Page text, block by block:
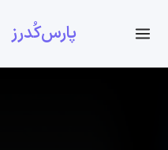
پارس‌کُدرز